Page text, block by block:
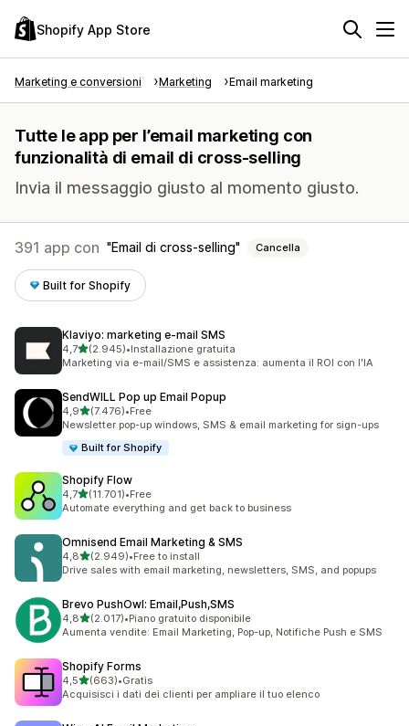
Shopify App Store
Marketing e conversioni Marketing Email marketing
Tutte le app per l’email marketing con
funzionalità di email di cross-selling
Invia il messaggio giusto al momento giusto.
391 app con Email di cross-selling Cancella
Built for Shopify
Klaviyo: marketing e‑mail SMS
4,7stelle su 5
(2.945)
2945 recensioni totali
•Installazione gratuita
Marketing via e-mail/SMS e assistenza: aumenta il ROI con l'IA
SendWILL Pop up Email Popup
4,9stelle su 5
(7.476)
7476 recensioni totali
•Free
Newsletter pop-up windows, SMS & email marketing for sign-ups
Built for Shopify
Shopify Flow
4,7stelle su 5
(11.701)
11701 recensioni totali
•Free
Automate everything and get back to business
Omnisend Email Marketing & SMS
4,8stelle su 5
(2.949)
2949 recensioni totali
•Free to install
Drive sales with email marketing, newsletters, SMS, and popups
Brevo PushOwl: Email,Push,SMS
4,8stelle su 5
(2.017)
2017 recensioni totali
•Piano gratuito disponibile
Aumenta vendite: Email Marketing, Pop-up, Notifiche Push e SMS
Shopify Forms
4,5stelle su 5
(663)
663 recensioni totali
•Gratis
Acquisisci i dati dei clienti per ampliare il tuo elenco